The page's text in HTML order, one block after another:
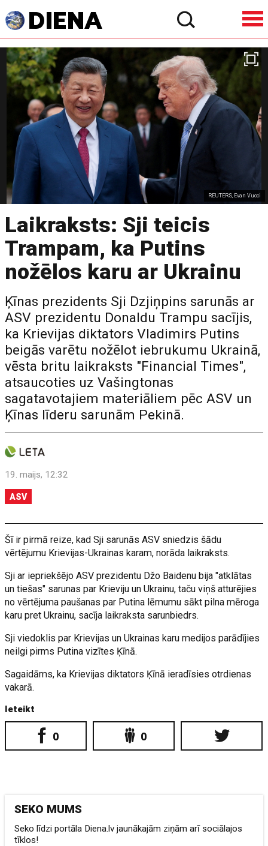
REUTERS, Evan Vucci
Laikraksts: Sji teicis
Trampam, ka Putins
nožēlos karu ar Ukrainu
Ķīnas prezidents Sji Dzjiņpins sarunās ar
ASV prezidentu Donaldu Trampu sacījis,
ka Krievijas diktators Vladimirs Putins
beigās varētu nožēlot iebrukumu Ukrainā,
vēsta britu laikraksts "Financial Times",
atsaucoties uz Vašingtonas
sagatavotajiem materiāliem pēc ASV un
Ķīnas līderu sarunām Pekinā.
19. maijs, 12:32
ASV
Šī ir pirmā reize, kad Sji sarunās ASV sniedzis šādu
vērtējumu Krievijas-Ukrainas karam, norāda laikraksts.
Sji ar iepriekšējo ASV prezidentu Džo Baidenu bija "atklātas
un tiešas" sarunas par Krieviju un Ukrainu, taču viņš atturējies
no vērtējuma paušanas par Putina lēmumu sākt pilna mēroga
karu pret Ukrainu, sacīja laikraksta sarunbiedrs.
Sji viedoklis par Krievijas un Ukrainas karu medijos parādījies
neilgi pirms Putina vizītes Ķīnā.
Sagaidāms, ka Krievijas diktators Ķīnā ieradīsies otrdienas
vakarā.
Ieteikt
0 0
SEKO MUMS
Seko līdzi portāla Diena.lv jaunākajām ziņām arī sociālajos
tīklos!